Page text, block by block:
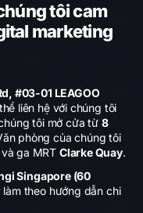
tôi cam
marketing
#03-01 LEAGOO
liên hệ với chúng tôi
tôi mở cửa từ 8
phòng của chúng tôi
ga MRT Clarke Quay.
Singapore (60
làm theo hướng dẫn chi